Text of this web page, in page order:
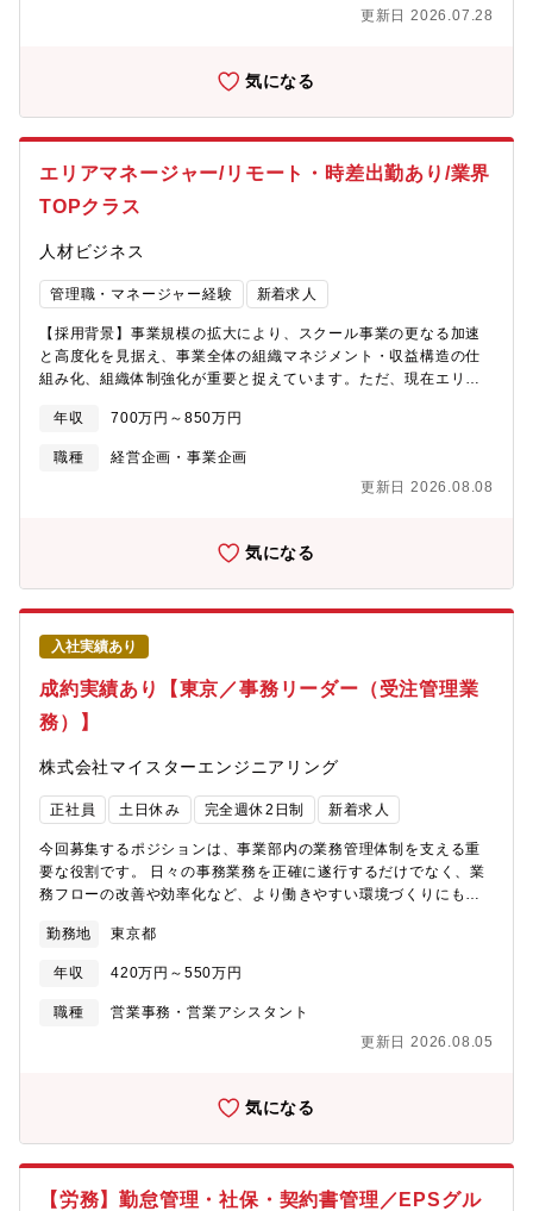
っていただきます。具体的な業務内容は以下の通りです。【具体
成・労務業務全般の管理・運営・有期雇用労働契約に関する管理
業務・労務管理（社会保険、安全衛生、福利厚生等）の統括・勤
怠管理システムの運用管理および改善推進・就業規則をはじめと
する各種社内規程の企画・改定・健康経営優良法人認定の取得・
更新対応・労働組合との折衝および窓口対応※変更の範囲：会社
の定める業務■求人の魅力◎人事・労務領域の中核として組織づく
りに携われる労務業務全般における日常業務の管理だけでなく、
業務に携わることができます。管理部門の中核として、組織運営
ジャー候補として裁量を持って活躍できる部門マネジメントやメ
運営を推進いただきます。これまでの経験を活かし、管理職とし
てさらなるキャリアアップを目指せる環境です。◎制度運営だけ
でなく、制度づくりにも携われる労務管理や総務業務の運営に留
まらず、就業規則や各種社内制度の企画・改定にも携わることが
くりや組織づくりを推進できるやりがいがあります。タマディッ
クについて― 技術者一人ひとりの経験を大切に ―タマディックは
ことを大切にしています。現場や分野が変わっても、これまで積
土台に、新しい価値創出へ挑戦できる環境があります。■タマディ
ックの魅力・自動車、航空宇宙、FAなど、日本のものづくりを支
える高い技術力を有しております・高い技術力を有しているから
こそ、各業界のトップメーカー様からパートナー企業として、高
い信頼を頂いております・私たちは「人材こそ最大の財産」と考
しています■働きやすい環境：・年間休日120日、完全週休2日
あります。・2021年に建てられた名古屋オフィスは自社ビルで、
最上階にオフィスビルには珍しいサウナが整備。近年ではリモー
トワーク制度も取り入れています。2025年12月の豊田新事務所オ
ープンに続き、2026年4月には一宮新事務所を開所。快適で働き
がいのある職場環境の整備を積極的に進めています。・ウォーキ
ング、睡眠時間、減量などの目標を達成すると報奨金が支給され
等福利厚生も充実しています。
更新日 2026.07.28
気になる
エリアマネージャー/リモート・時差出勤あり/業界
TOPクラス
人材ビジネス
管理職・マネージャー経験 新着求人
【採用背景】事業規模の拡大により、スクール事業の更なる加速
と高度化を見据え、事業全体の組織マネジメント・収益構造の仕
組み化、組織体制強化が重要と捉えています。ただ、現在エリア
制強化のために、同社のスクール事業の3施設を統括いただけるエ
リアMGRをお招きしたいと思っております。【組織構成】■スク
ール事業・GM1名・エリアMGR ★今回採用ポジションです。・
施設長3名・3施設のスタッフ複数名【仕事内容】PALIS、ALS
び包括的な統括管理をお願いいたします。本職は、各校の財務健
スクールマネージャーの指導・育成・監督を行います。また、
学者数の拡大、人事管理、各種検査への対応、ならびにPoppins
する予定です。■自主事業スクール（PALIS、ALS広尾、ALS六本
木及びエデュスクール）の関連業務・収益の維持向上、業務効率
画、収支試算、予実管理・計画遂行のための課題抽出、改善アク
して、対象のスクール／スタッフのマネジメント・各スクールの
面／顧客面双方の状況把握、課題有れば改善策遂行・施設の自治
力向上、運営安定にむけた施設長サポート・施設長による顧客対
応のエスカレーション対応・顧客獲得計画に応じた職員採用（外
人物像】・コミュニケーションが豊富な環境で働きたい方・子ど
もたちや働く職員の快適な教育・環境を支えていきたい方・相手
方・何事にも主体的に行動し、自分事と捉え推進頂ける方・「誰
かのために」という想いで仕事をしたい方【魅力ポイント】・教
ける・ワークライフバランスが整っており、長期的に働きやすい
る・リモート週1回、時差勤務の制度もあり働きやすい環境です
年収 700万円～850万円
職種
経営企画・事業企画
更新日 2026.08.08
気になる
入社実績あり
成約実績あり【東京／事務リーダー（受注管理業
務）】
株式会社マイスターエンジニアリング
正社員 土日休み 完全週休2日制 新着求人
今回募集するポジションは、事業部内の業務管理体制を支える重
要な役割です。 日々の事務業務を正確に遂行するだけでなく、業
務フローの改善や効率化など、より働きやすい環境づくりにも携
ッションを、バックオフィスから支え、事業成長とともに自分自
身のスキルアップも実感できる環境です【職務内容】■リーダー業
務（メンバーの指導やとりまとめ）※遠隔地配属のメンバーフォ
ロー含む■受注管理業務社内申請の確認、注文書管理、作業完了し
出張旅費等）の管理、伝票作成、経費精算チェック ■その他、事
勤務地 東京都
年収 420万円～550万円
職種
営業事務・営業アシスタント
更新日 2026.08.05
気になる
【労務】勤怠管理・社保・契約書管理／EPSグル